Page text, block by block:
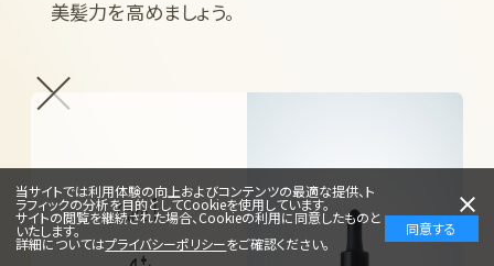
美髪力を高めましょう。
当サイトでは利用体験の向上およびコンテンツの最適な提供、ト
ラフィックの分析を目的としてCookieを使用しています。
サイトの閲覧を継続された場合、Cookieの利用に同意したものと
いたします。
詳細についてはプライバシーポリシーをご確認ください。
同意する